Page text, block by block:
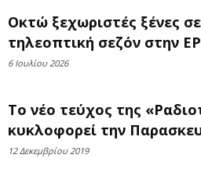
Οκτώ ξεχωριστές ξένες
τηλεοπτική σεζόν στην
6 Ιουλίου 2026
Το νέο τεύχος της
κυκλοφορεί την
12 Δεκεμβρίου 2019